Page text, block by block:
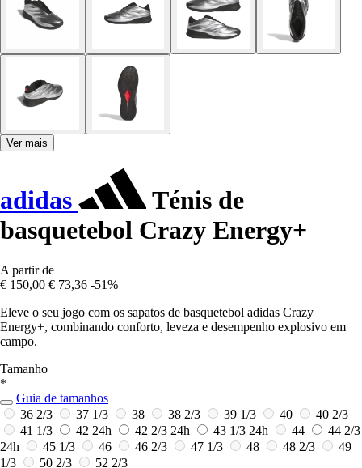
Ver mais
adidas
Ténis de
basquetebol Crazy Energy+
A partir de
€ 150,00 € 73,36 -51%
Eleve o seu jogo com os sapatos de basquetebol adidas Crazy
Energy+, combinando conforto, leveza e desempenho explosivo em
campo.
Tamanho
*
Guia de tamanhos
36 2/3
37 1/3 38 38 2/3 39 1/3 40
40 2/3
41 1/3
42 24h 42 2/3 24h 43 1/3 24h 44
44 2/3
24h
45 1/3 46 46 2/3 47 1/3 48 48 2/3
49
1/3
50 2/3 52 2/3